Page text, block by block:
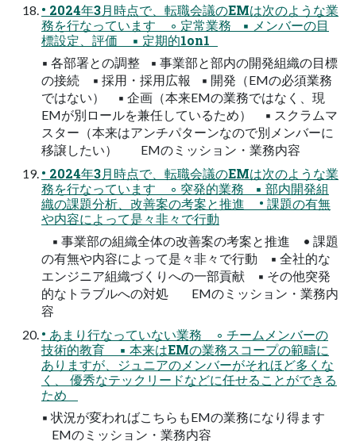
• 2024年3月時点で、転職会議のEMは次のような業
務を行なっています ◦ 定常業務 ▪ メンバーの目
標設定、評価 ▪ 定期的1on1
▪ 各部署との調整 ▪ 事業部と部内の開発組織の目標
の接続 ▪ 採用・採用広報 ▪ 開発（EMの必須業務
ではない） ▪ 企画（本来EMの業務ではなく、現
EMが別ロールを兼任しているため） ▪ スクラムマ
スター（本来はアンチパターンなので別メンバーに
移譲したい） EMのミッション・業務内容
• 2024年3月時点で、転職会議のEMは次のような業
務を行なっています ◦ 突発的業務 ▪ 部内開発組
織の課題分析、改善案の考案と推進 • 課題の有無
や内容によって是々非々で行動
▪ 事業部の組織全体の改善案の考案と推進 • 課題
の有無や内容によって是々非々で行動 ▪ 全社的な
エンジニア組織づくりへの一部貢献 ▪ その他突発
的なトラブルへの対処 EMのミッション・業務内
容
• あまり行なっていない業務 ◦ チームメンバーの
技術的教育 ▪ 本来はEMの業務スコープの範疇に
ありますが、ジュニアのメンバーがそれほど多くな
く、 優秀なテックリードなどに任せることができる
ため
▪ 状況が変わればこちらもEMの業務になり得ます
EMのミッション・業務内容